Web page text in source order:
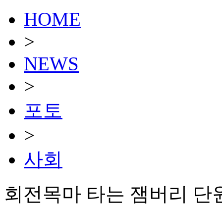
HOME
>
NEWS
>
포토
>
사회
회전목마 타는 잼버리 단